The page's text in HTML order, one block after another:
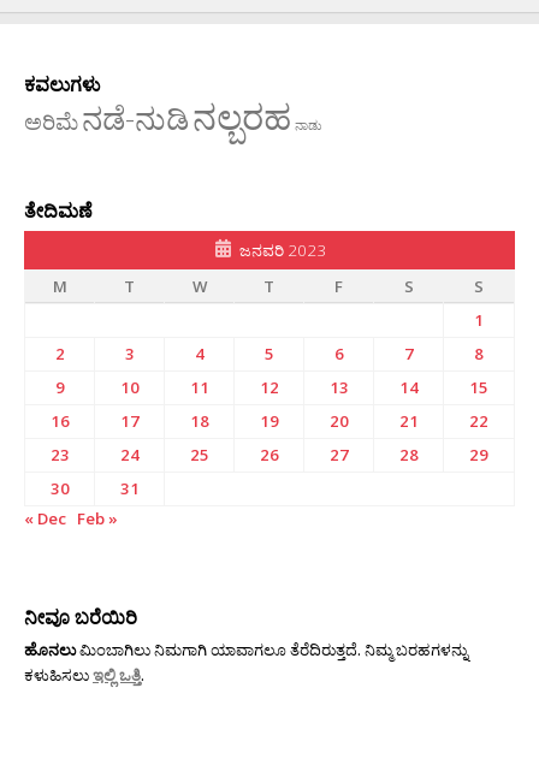
ಕವಲುಗಳು
ಅರಿಮೆನಡೆ-ನುಡಿನಲ್ಬರಹ ನಾಡು
ತೇದಿಮಣೆ
ಜನವರಿ 2023
M
T W T F S
S
1
2
3 4 5 6 7
8
9
10 11 12 13 14
15
16
17 18 19 20 21
22
23
24 25 26 27 28
29
30
31
« Dec Feb »
ನೀವೂ ಬರೆಯಿರಿ
ಹೊನಲುಮಿಂಬಾಗಿಲು ನಿಮಗಾಗಿ ಯಾವಾಗಲೂ ತೆರೆದಿರುತ್ತದೆ. ನಿಮ್ಮ ಬರಹಗಳನ್ನು
ಕಳುಹಿಸಲುಇಲ್ಲಿ ಒತ್ತಿ.